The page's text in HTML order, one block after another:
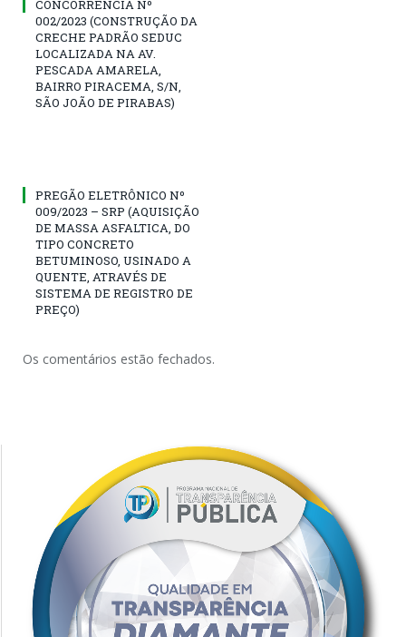
CONCORRENCIA Nº
002/2023 (CONSTRUÇÃO DA
CRECHE PADRÃO SEDUC
LOCALIZADA NA AV.
PESCADA AMARELA,
BAIRRO PIRACEMA, S/N,
SÃO JOÃO DE PIRABAS)
PREGÃO ELETRÔNICO Nº
009/2023 – SRP (AQUISIÇÃO
DE MASSA ASFALTICA, DO
TIPO CONCRETO
BETUMINOSO, USINADO A
QUENTE, ATRAVÉS DE
SISTEMA DE REGISTRO DE
PREÇO)
Os comentários estão fechados.